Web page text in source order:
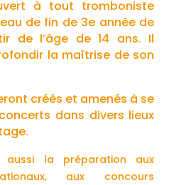
à tout tromboniste
de fin de 3e année de
de l’âge de 14 ans. Il
la maîtrise de son
créés et amenés à se
dans divers lieux
aussi la préparation aux
aux concours